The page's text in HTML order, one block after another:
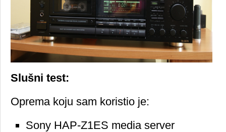
Slušni test:
Oprema koju sam koristio je:
Sony HAP-Z1ES media server